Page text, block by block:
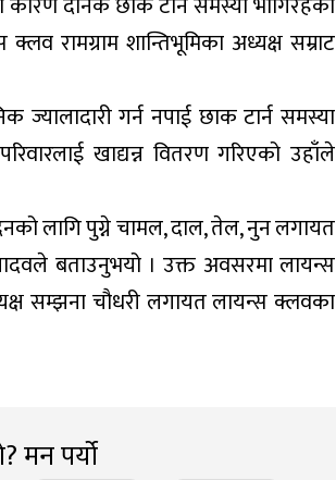
रामग्राम शान्तिभूमिका अध्यक्ष सम्राट
ज्यालादारी गर्न नपाई छाक टार्न समस्या
खाद्यन्न वितरण गरिएको उहाँले
लागि पुग्ने चामल, दाल, तेल, नुन लगायत
बताउनुभयो । उक्त अवसरमा लायन्स
सम्झना चौधरी लगायत लायन्स क्लवका
मन पर्यो